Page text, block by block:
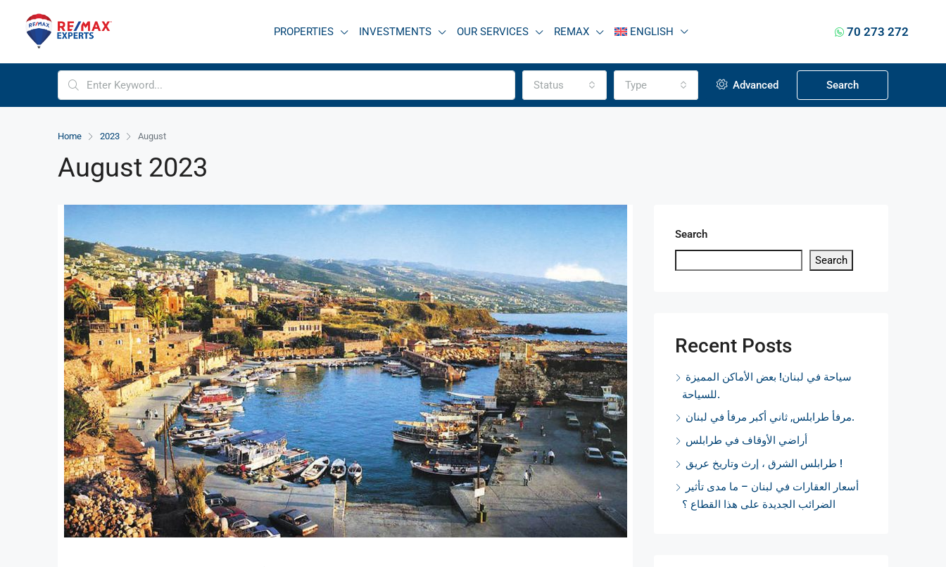
PROPERTIES INVESTMENTS OUR SERVICES REMAX ENGLISH 70 273 272
Status Type Advanced Search
Home 2023 August
August 2023
Search
Search
Recent Posts
سياحة في لبنان! بعض الأماكن المميزة
للسياحة.
مرفأ طرابلس, ثاني أكبر مرفأ في لبنان.
أراضي الأوقاف في طرابلس
طرابلس الشرق ، إرث وتاريخ عريق !
أسعار العقارات في لبنان – ما مدى تأثير
الضرائب الجديدة على هذا القطاع ؟